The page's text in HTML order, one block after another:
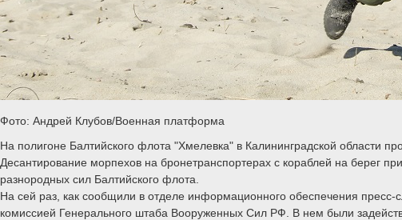
Фото: Андрей Клубов/Военная платформа
На полигоне Балтийского флота "Хмелевка" в Калининградской области
Десантирование морпехов на бронетранспортерах с кораблей на берег
разнородных сил Балтийского флота.
На сей раз, как сообщили в отделе информационного обеспечения
комиссией Генерального штаба Вооруженных Сил РФ. В нем были